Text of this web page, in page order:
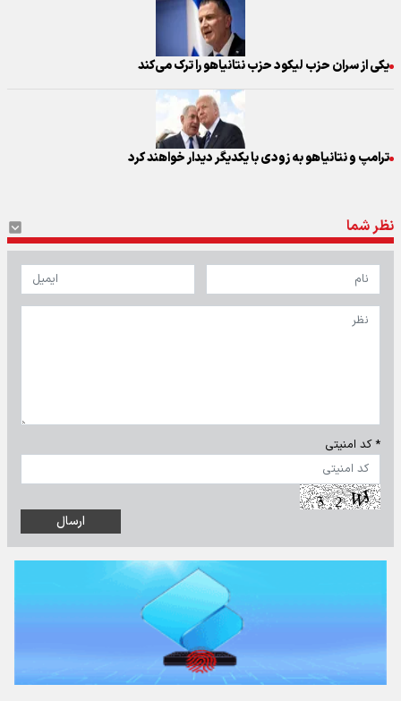
یکی از سران حزب لیکود حزب نتانیاهو را ترک می‌کند
ترامپ و نتانیاهو به زودی با یکدیگر دیدار خواهند کرد
نظر شما
* کد امنیتی